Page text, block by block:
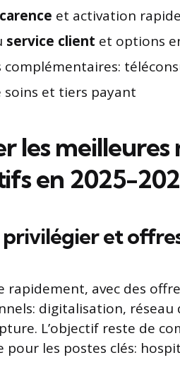
et activation rapide
service client et options
complémentaires:
soins et tiers payant
les
en 2025-
privilégier et
rapidement, avec des
digitalisation,
L’objectif reste de
pour les postes clés: